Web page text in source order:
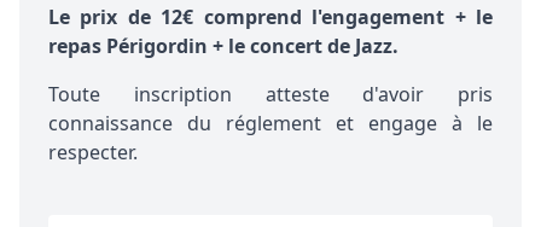
Le prix de 12€ comprend l'engagement + le
repas Périgordin + le concert de Jazz.
Toute inscription atteste d'avoir pris
connaissance du réglement et engage à le
respecter.